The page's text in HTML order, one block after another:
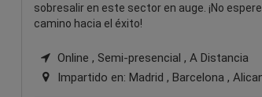
sobresalir en este sector en auge. ¡No
camino hacia el éxito!
Online , Semi-presencial , A Distancia
Impartido en: Madrid , Barcelona ,